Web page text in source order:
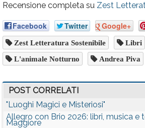
Recensione completa su Zest
Facebook Twitter Google+
Zest Letteratura Sostenibile Libri
L'animale Notturno Andrea Piva
POST CORRELATI
"Luoghi Magici e Misteriosi"
Allegro con Brio 2026: libri, musica e
Maggiore